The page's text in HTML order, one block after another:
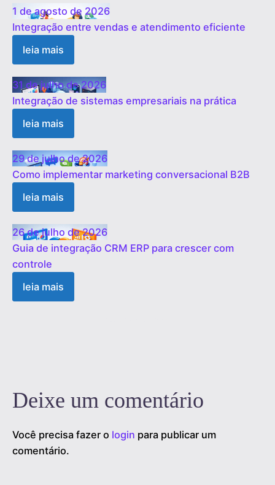
1 de agosto de 2026
Integração entre vendas e atendimento eficiente
leia mais
31 de julho de 2026
Integração de sistemas empresariais na prática
leia mais
29 de julho de 2026
Como implementar marketing conversacional B2B
leia mais
26 de julho de 2026
Guia de integração CRM ERP para crescer com
controle
leia mais
Deixe um comentário
Você precisa fazer o login para publicar um
comentário.